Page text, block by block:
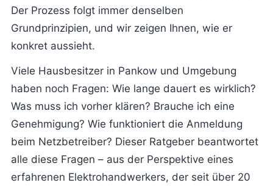
Der Prozess folgt immer denselben
Grundprinzipien, und wir zeigen Ihnen, wie er
konkret aussieht.
Viele Hausbesitzer in Pankow und Umgebung
haben noch Fragen: Wie lange dauert es wirklich?
Was muss ich vorher klären? Brauche ich eine
Genehmigung? Wie funktioniert die Anmeldung
beim Netzbetreiber? Dieser Ratgeber beantwortet
alle diese Fragen – aus der Perspektive eines
erfahrenen Elektrohandwerkers, der seit über 20